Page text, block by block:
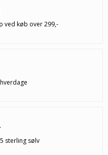
ved køb over 299,-
sterling sølv